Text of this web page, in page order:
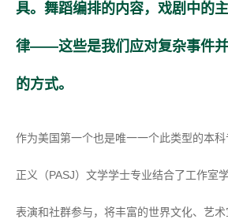
具。舞蹈编排的内容，戏剧中的
律——这些是我们应对复杂事件
的方式。
作为美国第一个也是唯一一个此类型的本
正义（PASJ）文学学士专业结合了工作室
表演和社群参与，将丰富的世界文化、艺